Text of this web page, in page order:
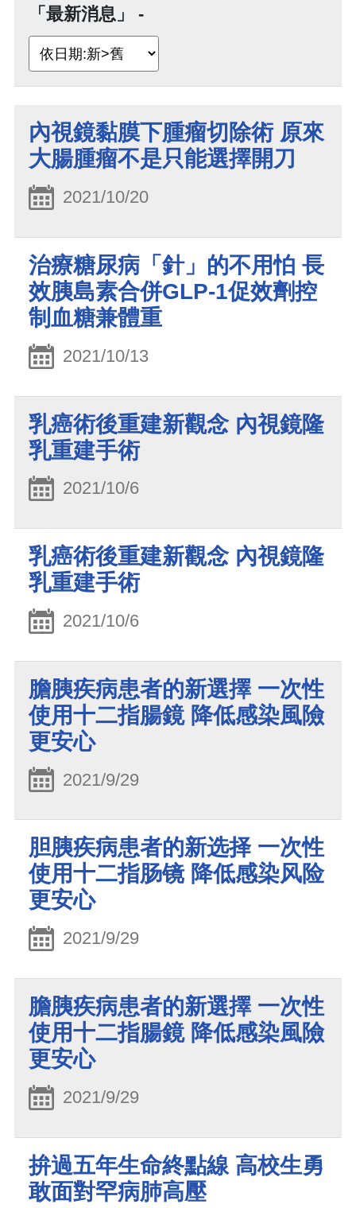
「最新消息」 -
內視鏡黏膜下腫瘤切除術 原來
大腸腫瘤不是只能選擇開刀
2021/10/20
治療糖尿病「針」的不用怕 長
效胰島素合併GLP-1促效劑控
制血糖兼體重
2021/10/13
乳癌術後重建新觀念 內視鏡隆
乳重建手術
2021/10/6
乳癌術後重建新觀念 內視鏡隆
乳重建手術
2021/10/6
膽胰疾病患者的新選擇 一次性
使用十二指腸鏡 降低感染風險
更安心
2021/9/29
胆胰疾病患者的新选择 一次性
使用十二指肠镜 降低感染风险
更安心
2021/9/29
膽胰疾病患者的新選擇 一次性
使用十二指腸鏡 降低感染風險
更安心
2021/9/29
拚過五年生命終點線 高校生勇
敢面對罕病肺高壓